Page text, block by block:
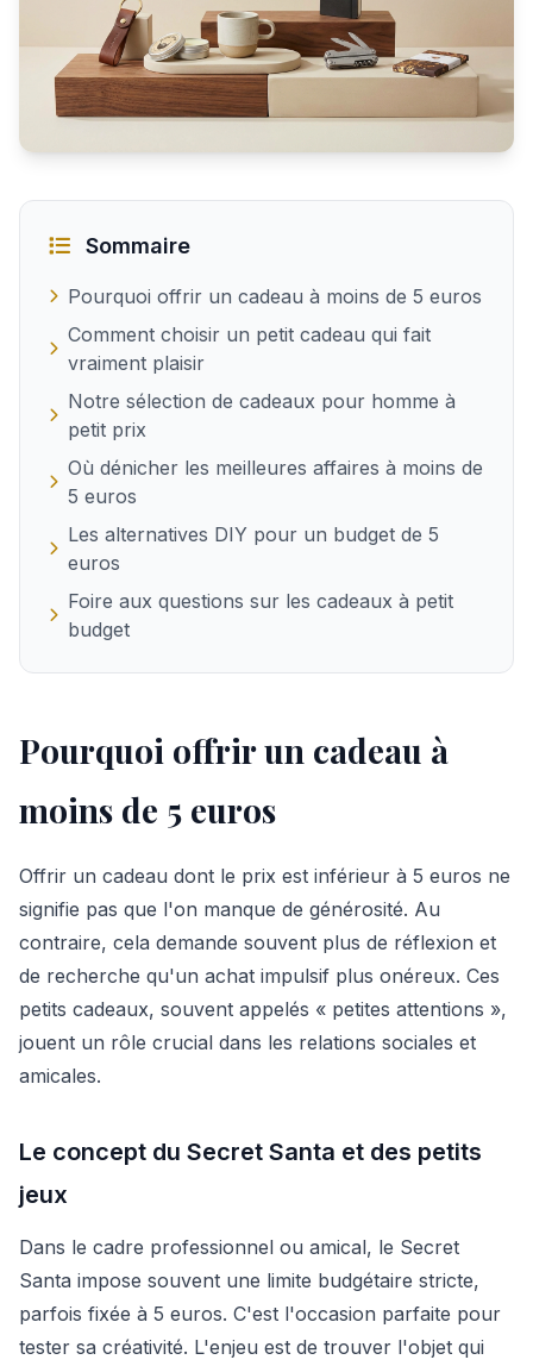
Sommaire
Pourquoi offrir un cadeau à moins de 5 euros
Comment choisir un petit cadeau qui fait
vraiment plaisir
Notre sélection de cadeaux pour homme à
petit prix
Où dénicher les meilleures affaires à moins de
5 euros
Les alternatives DIY pour un budget de 5
euros
Foire aux questions sur les cadeaux à petit
budget
Pourquoi offrir un cadeau à
moins de 5 euros
Offrir un cadeau dont le prix est inférieur à 5 euros ne
signifie pas que l'on manque de générosité. Au
contraire, cela demande souvent plus de réflexion et
de recherche qu'un achat impulsif plus onéreux. Ces
petits cadeaux, souvent appelés « petites attentions »,
jouent un rôle crucial dans les relations sociales et
amicales.
Le concept du Secret Santa et des petits
jeux
Dans le cadre professionnel ou amical, le Secret
Santa impose souvent une limite budgétaire stricte,
parfois fixée à 5 euros. C'est l'occasion parfaite pour
tester sa créativité. L'enjeu est de trouver l'objet qui